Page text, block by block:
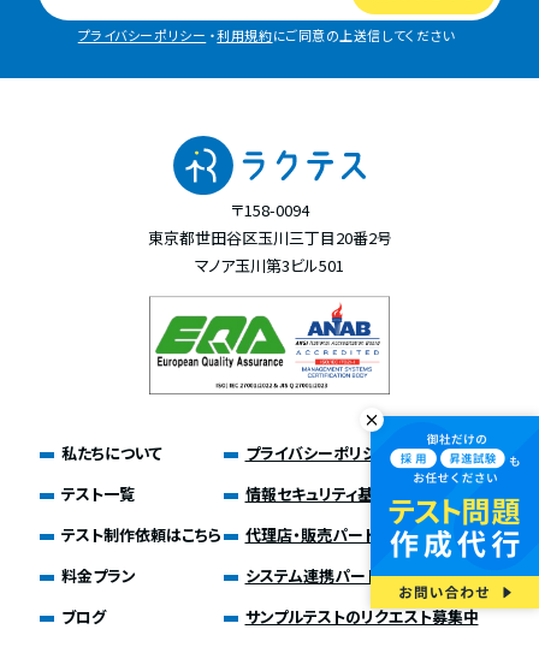
プライバシーポリシー ・利用規約にご同意の上送信してください
〒158-0094
東京都世田谷区玉川三丁目20番2号
マノア玉川第3ビル501
私たちについて
テスト一覧
テスト制作依頼はこちら
料金プラン
ブログ
プライバシーポリシー
情報セキュリティ基本方針
代理店・販売パートナー募集
システム連携パートナー募集
サンプルテストのリクエスト募集中